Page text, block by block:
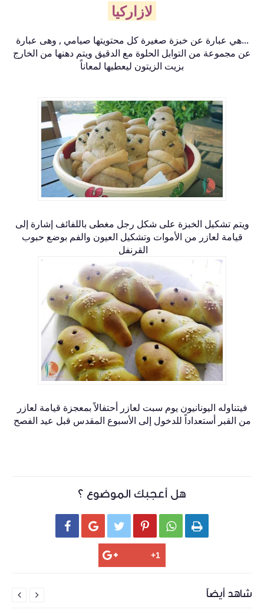
لازاركيا
...هي عبارة عن خبزة صغيرة كل محتويتها صيامي , وهى عبارة
عن مجموعة من التوابل الحلوة مع الدقيق ويتم دهنها من الخارج
بزيت الزيتون ليعطيها لمعاناً
ويتم تشكيل الخبزة على شكل رجل مغطى باللفائف إشارة إلى
قيامة لعازر من الأموات وتشكيل العيون والفم بوضع حبوب
القرنفل
فيتناوله اليونانيون يوم سبت لعازر أحتفالاً بمعجزة قيامة لعازر
من القبر أستعداداً للدخول إلى الأسبوع المقدس قبل عيد الفصح
هل أعجبك الموضوع ؟
     
شاهد أيضاً 
